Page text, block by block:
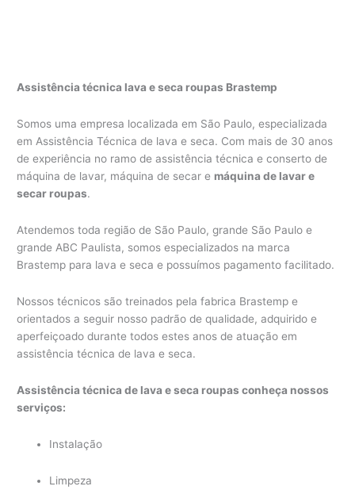
Assistência técnica lava e seca roupas Brastemp
Somos uma empresa localizada em São Paulo, especializada
em Assistência Técnica de lava e seca. Com mais de 30 anos
de experiência no ramo de assistência técnica e conserto de
máquina de lavar, máquina de secar e máquina de lavar e
secar roupas.
Atendemos toda região de São Paulo, grande São Paulo e
grande ABC Paulista, somos especializados na marca
Brastemp para lava e seca e possuímos pagamento facilitado.
Nossos técnicos são treinados pela fabrica Brastemp e
orientados a seguir nosso padrão de qualidade, adquirido e
aperfeiçoado durante todos estes anos de atuação em
assistência técnica de lava e seca.
Assistência técnica de lava e seca roupas conheça nossos
serviços:
Instalação
Limpeza